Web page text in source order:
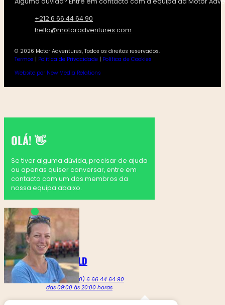
+212 6 66 44 64 90
hello@motoradventures.com
© 2026 Motor Adventures, Todos os direitos reservados.
Termos | Política de Privacidade | Política de Cookies
Website por New Media Relations
OLÁ! 👋
Se tiver alguma dúvida, precisar de ajuda
ou apenas quiser conversar, entre em
contacto com um dos membros da
nossa equipa abaixo.
MARTINE GOLDENBELD
Ligue para +212 (0) 6 66 44 64 90
das 09:00 às 20:00 horas